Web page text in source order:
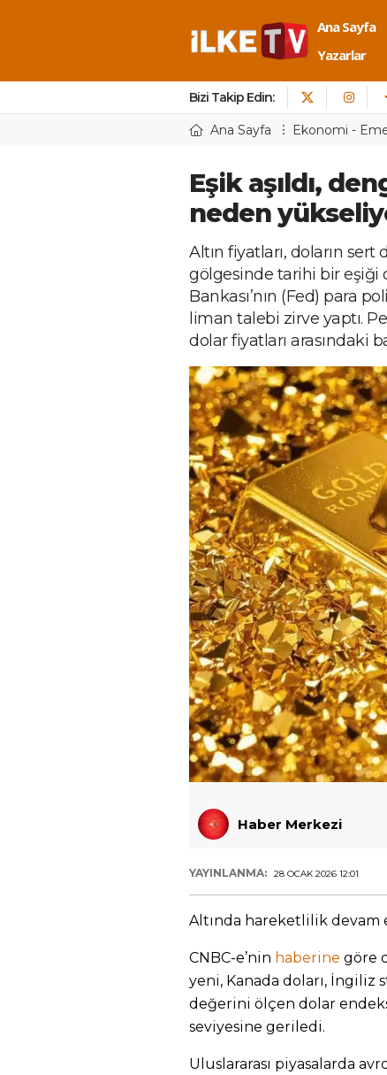
Ana Sayfa
Yazarlar
Bizi Takip Edin:
Ana Sayfa Ekonomi -
Eşik aşıldı,
neden
Altın fiyatları, doların
gölgesinde tarihi bir eşiği
Bankası’nın (Fed) para
liman talebi zirve yaptı.
dolar fiyatları arasındaki
Haber Merkezi
YAYINLANMA: 28 OCAK 2026 12:01
Altında hareketlilik devam
CNBC-e’nin haberine göre
yeni, Kanada doları, İngiliz
değerini ölçen dolar
seviyesine geriledi.
Uluslararası piyasalarda